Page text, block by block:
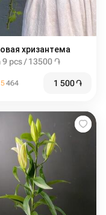
хризантема
9 pcs / 13500 ֏
464 1 500֏